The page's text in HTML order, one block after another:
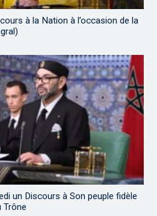
à la Nation à l’occasion de la
un Discours à Son peuple fidèle
Trône